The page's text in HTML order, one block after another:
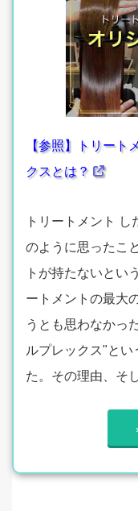
【参照】トリート
クスとは？
トリートメント
のように思ったこ
トが持たないとい
ートメントの最大
うとも思わなかっ
ルプレックス"と
た。その理由、そ